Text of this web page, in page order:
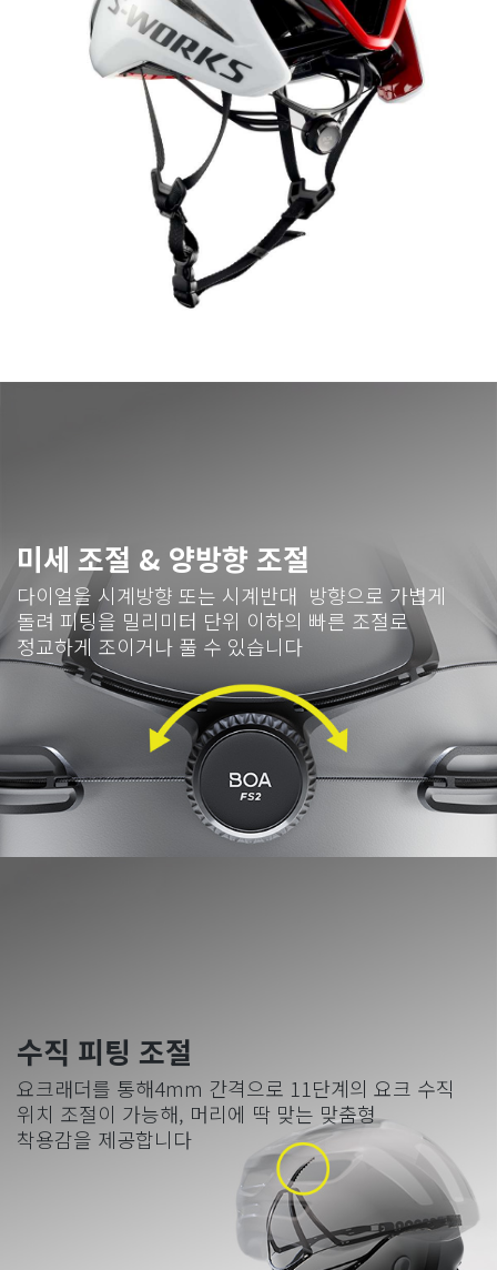
미세 조절 & 양방향 조절
다이얼을 시계방향 또는 시계반대 방향으로 가볍게
돌려 피팅을 밀리미터 단위 이하의 빠른 조절로
정교하게 조이거나 풀 수 있습니다
수직 피팅 조절
요크래더를 통해4mm 간격으로 11단계의 요크 수직
위치 조절이 가능해, 머리에 딱 맞는 맞춤형
착용감을 제공합니다